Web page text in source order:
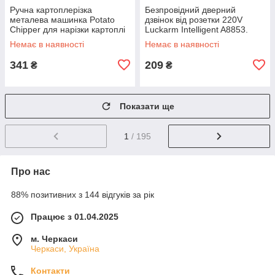
Ручна картоплерізка
металева машинка Potato
Chipper для нарізки картоплі
фрі UN12-15 MX-65
Немає в наявності
341 ₴
Безпровідний дверний
дзвінок від розетки 220V
Luckarm Intelligent A8853.
Колір рожевий DS-10
Немає в наявності
209 ₴
Показати ще
1 / 195
Про нас
88% позитивних з 144 відгуків за рік
Працює з 01.04.2025
м. Черкаси
Черкаси, Україна
Контакти